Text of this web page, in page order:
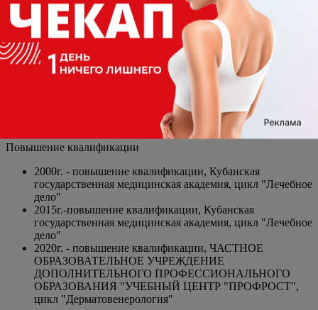
1987-1992гг.- Кубанский медицинский институт им.
Красной Армии, специальность "Педиатрия"
1992-1993гг. - интернатура на базе Кубанского
медицинского института им. Красной Армии,
специальность "Лечебное дело"
2004-2009гг. - АНОО ВПО "Институт экономики и
управления в медицине и социальной сфере",
специальность "Психология"
Повышение квалификации
2000г. - повышение квалификации, Кубанская
государственная медицинская академия, цикл "Лечебное
дело"
2015г.-повышение квалификации, Кубанская
государственная медицинская академия, цикл "Лечебное
дело"
2020г. - повышение квалификации, ЧАСТНОЕ
ОБРАЗОВАТЕЛЬНОЕ УЧРЕЖДЕНИЕ
ДОПОЛНИТЕЛЬНОГО ПРОФЕССИОНАЛЬНОГО
ОБРАЗОВАНИЯ "УЧЕБНЫЙ ЦЕНТР "ПРОФРОСТ",
цикл "Дерматовенерология"